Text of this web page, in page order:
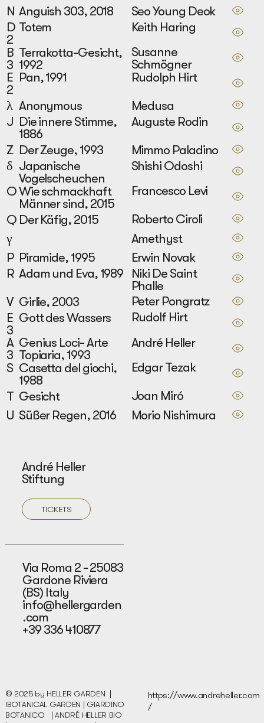
N Anguish 303, 2018
Seo Young Deok
D
2
Totem
Keith Haring
B
3
Terrakotta-Gesicht,
1992
Susanne
Schmögner
E
2
Pan, 1991
Rudolph Hirt
λ Anonymous
Medusa
J Die innere Stimme,
1886
Auguste Rodin
Z Der Zeuge, 1993
Mimmo Paladino
δ Japanische
Vogelscheuchen
Shishi Odoshi
OWie schmackhaft
Männer sind, 2015
Francesco Levi
Q Der Käfig, 2015
Roberto Ciroli
γ
Amethyst
P Piramide, 1995
Erwin Novak
R Adam und Eva, 1989
Niki De Saint
Phalle
V Girlie, 2003
Peter Pongratz
E
3
Gott des Wassers
Rudolf Hirt
A
3
Genius Loci- Arte
Topiaria, 1993
André Heller
S Casetta del giochi,
1988
Edgar Tezak
T Gesicht
Joan Miró
U Süßer Regen, 2016 Morio Nishimura
André Heller
Stiftung
TICKETS
Via Roma 2 - 25083
Gardone Riviera
(BS) Italy
info@hellergarden
.com
+39 336 410877
© 2025 by HELLER GARDEN |
IBOTANICAL GARDEN | GIARDINO
BOTANICO |ANDRÉ HELLER BIO
https://www.andreheller.com
/